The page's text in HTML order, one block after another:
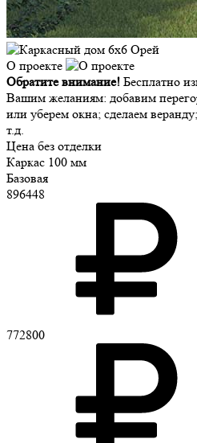
О проекте
Обратите внимание! Бесплатно
Вашим желаниям: добавим
или уберем окна; сделаем
т.д.
Цена без отделки
Каркас 100 мм
Базовая
896448
772800